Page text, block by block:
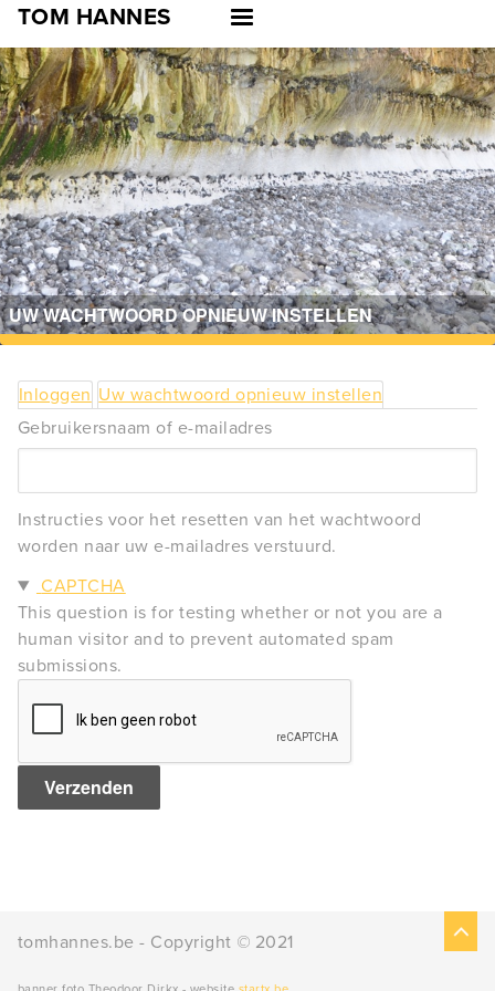
Skip
main
navigation
TOM HANNES
UW WACHTWOORD OPNIEUW INSTELLEN
Primaire
tabs
Inloggen Uw wachtwoord opnieuw instellen
Gebruikersnaam of e-mailadres
Instructies voor het resetten van het wachtwoord
worden naar uw e-mailadres verstuurd.
Verbergen
CAPTCHA
This question is for testing whether or not you are a
human visitor and to prevent automated spam
submissions.
tomhannes.be - Copyright © 2021